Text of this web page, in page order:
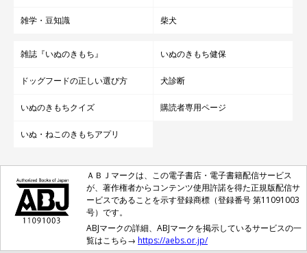
雑学・豆知識 柴犬
雑誌『いぬのきもち』 いぬのきもち健保
ドッグフードの正しい選び方 犬診断
いぬのきもちクイズ 購読者専用ページ
いぬ・ねこのきもちアプリ
ＡＢＪマークは、この電子書店・電子書籍配信サービス
が、著作権者からコンテンツ使用許諾を得た正規版配信サ
ービスであることを示す登録商標（登録番号 第11091003
号）です。
ABJマークの詳細、ABJマークを掲示しているサービスの一
覧はこちら→ https://aebs.or.jp/